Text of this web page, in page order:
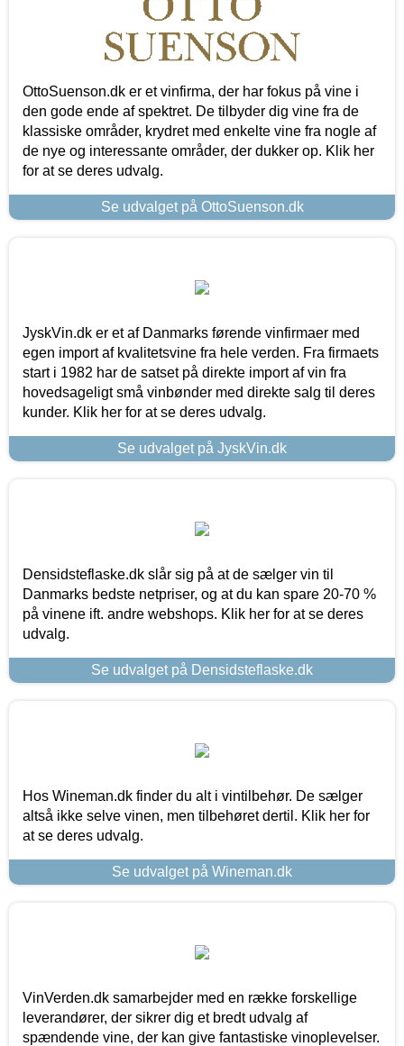
OttoSuenson.dk er et vinfirma, der har fokus på vine i
den gode ende af spektret. De tilbyder dig vine fra de
klassiske områder, krydret med enkelte vine fra nogle af
de nye og interessante områder, der dukker op. Klik her
for at se deres udvalg.
Se udvalget på OttoSuenson.dk
JyskVin.dk er et af Danmarks førende vinfirmaer med
egen import af kvalitetsvine fra hele verden. Fra firmaets
start i 1982 har de satset på direkte import af vin fra
hovedsageligt små vinbønder med direkte salg til deres
kunder. Klik her for at se deres udvalg.
Se udvalget på JyskVin.dk
Densidsteflaske.dk slår sig på at de sælger vin til
Danmarks bedste netpriser, og at du kan spare 20-70 %
på vinene ift. andre webshops. Klik her for at se deres
udvalg.
Se udvalget på Densidsteflaske.dk
Hos Wineman.dk finder du alt i vintilbehør. De sælger
altså ikke selve vinen, men tilbehøret dertil. Klik her for
at se deres udvalg.
Se udvalget på Wineman.dk
VinVerden.dk samarbejder med en række forskellige
leverandører, der sikrer dig et bredt udvalg af
spændende vine, der kan give fantastiske vinoplevelser.